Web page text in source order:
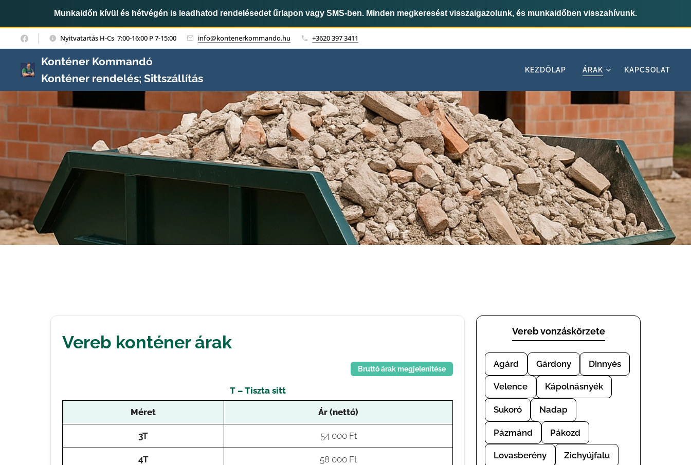
Munkaidőn kívül és hétvégén is leadhatod rendelésedet űrlapon vagy SMS-ben. Minden megkeresést visszaigazolunk, és munkaidőben visszahívunk.
Nyitvatartás H-Cs 7:00-16:00 P 7-15:00 info@kontenerkommando.hu +3620 397 3411
Konténer Kommandó
Konténer rendelés; Sittszállítás
KEZDŐLAP ÁRAK KAPCSOLAT
Vereb konténer árak
Bruttó árak megjelenítése
T – Tiszta sitt
Méret Ár (nettó)
3T 54 000 Ft
4T 58 000 Ft
Vereb vonzáskörzete
Agárd Gárdony Dinnyés
Velence Kápolnásnyék
Sukoró Nadap
Pázmánd Pákozd
Lovasberény Zichyújfalu